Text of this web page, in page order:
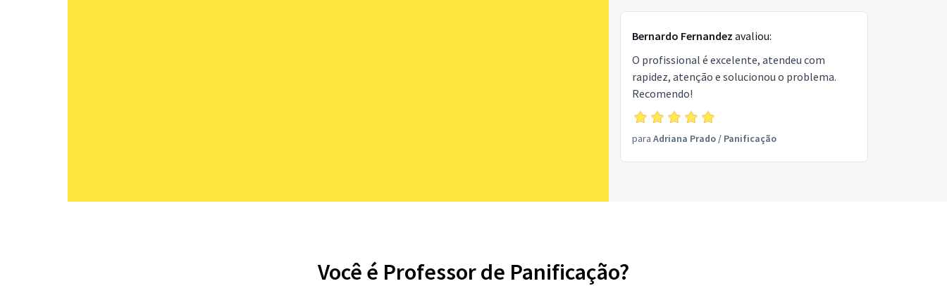
Bernardo Fernandez avaliou:
O profissional é excelente, atendeu com
rapidez, atenção e solucionou o problema.
Recomendo!
para Adriana Prado/ Panificação
Você é Professor de Panificação?